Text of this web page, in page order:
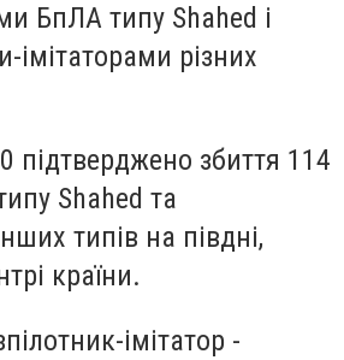
БпЛА типу Shahed і
імітаторами різних
підтверджено збиття 114
Shahed та
типів на півдні,
країни.
імітатор -